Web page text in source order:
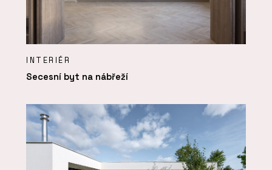
INTERIÉR
Secesní byt na nábřeží